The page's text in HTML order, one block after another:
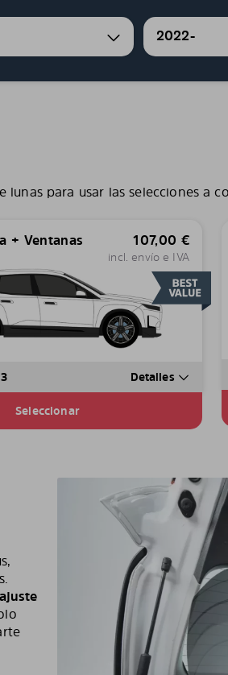
2022-
para usar las selecciones a
+ Ventanas
107,00 €
incl. envío e IVA
Detalles
Seleccionar